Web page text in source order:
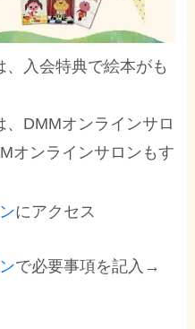
入会特典で絵本がも
DMMオンラインサロ
オンラインサロンもす
にアクセス
で必要事項を記入→